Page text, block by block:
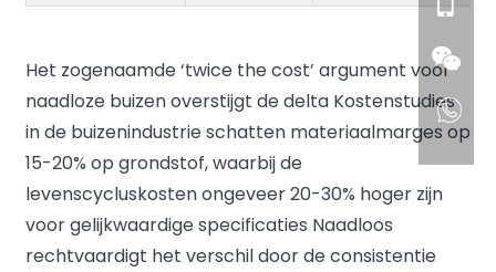
Het zogenaamde ‘twice the cost’ argument voor
naadloze buizen overstijgt de delta Kostenstudies
in de buizenindustrie schatten materiaalmarges op
15-20% op grondstof, waarbij de
levenscycluskosten ongeveer 20-30% hoger zijn
voor gelijkwaardige specificaties Naadloos
rechtvaardigt het verschil door de consistentie